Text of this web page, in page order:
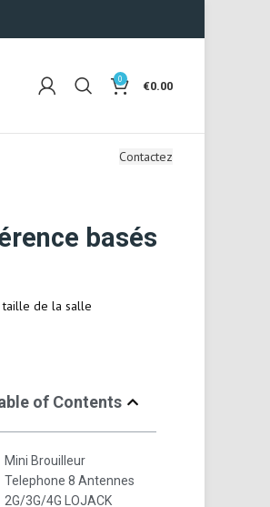
0 €0.00
Contactez
basés
taille de la salle
of Contents
Mini Brouilleur
Telephone 8 Antennes
2G/3G/4G LOJACK